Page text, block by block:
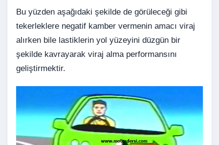
Bu yüzden aşağıdaki şekilde de görüleceği gibi
tekerleklere negatif kamber vermenin amacı viraj
alırken bile lastiklerin yol yüzeyini düzgün bir
şekilde kavrayarak viraj alma performansını
geliştirmektir.